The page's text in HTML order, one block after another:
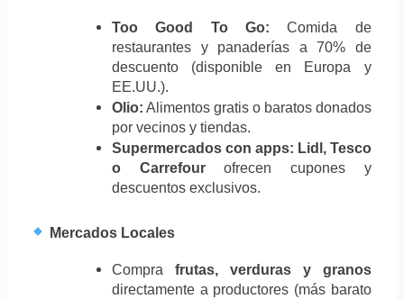
Too Good To Go: Comida de
restaurantes y panaderías a 70% de
descuento (disponible en Europa y
EE.UU.).
Olio: Alimentos gratis o baratos donados
por vecinos y tiendas.
Supermercados con apps: Lidl, Tesco
o Carrefour ofrecen cupones y
descuentos exclusivos.
Mercados Locales
Compra frutas, verduras y granos
directamente a productores (más barato